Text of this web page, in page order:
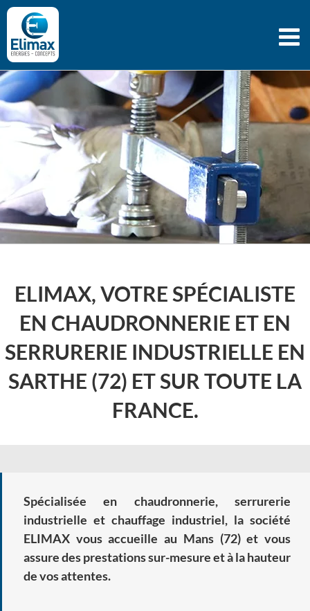
Passer
contenu
ELIMAX, VOTRE SPÉCIALISTE
EN CHAUDRONNERIE ET EN
SERRURERIE INDUSTRIELLE EN
SARTHE (72) ET SUR TOUTE LA
FRANCE.
Spécialisée en chaudronnerie, serrurerie
industrielle et chauffage industriel, la société
ELIMAX vous accueille au Mans (72) et vous
assure des prestations sur-mesure et à la hauteur
de vos attentes.